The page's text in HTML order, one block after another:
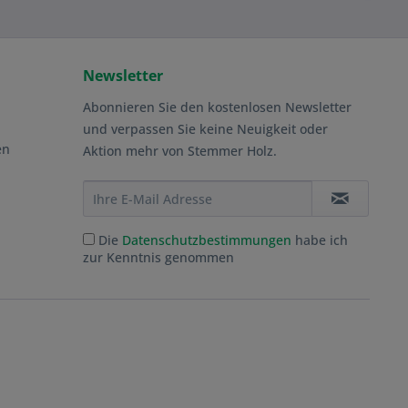
Newsletter
Abonnieren Sie den kostenlosen Newsletter
und verpassen Sie keine Neuigkeit oder
Aktion mehr von Stemmer Holz.
Die Datenschutzbestimmungen habe ich
zur Kenntnis genommen